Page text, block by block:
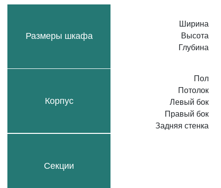
Размеры шкафа
Корпус
Секции
Ширина
Высота
Глубина
Пол
Потолок
Левый бок
Правый бок
Задняя стенка